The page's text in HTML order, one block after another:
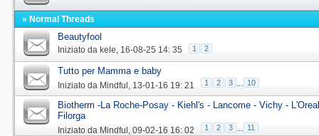
» Normal Threads
Beautyfool
Iniziato da kele‎, 16-08-25 14: 35 1 2
Tutto per Mamma e baby
Iniziato da Mindful‎, 13-01-16 19: 21 1 2 3 ... 10
Biotherm -La Roche-Posay - Kiehl's - Lancome - Vichy -
Filorga
Iniziato da Mindful‎, 09-02-16 16: 02 1 2 3 ... 11